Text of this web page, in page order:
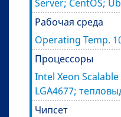
Server; CentOS;
Рабочая среда
Operating Temp.
Процессоры
Intel Xeon
LGA4677;
Чипсет